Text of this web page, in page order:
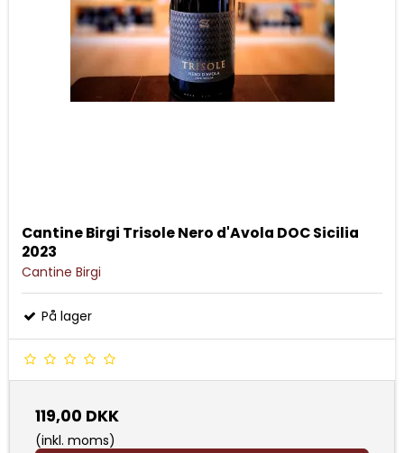
Cantine Birgi Trisole Nero d'Avola DOC Sicilia
2023
Cantine Birgi
På lager
119,00 DKK
(inkl. moms)